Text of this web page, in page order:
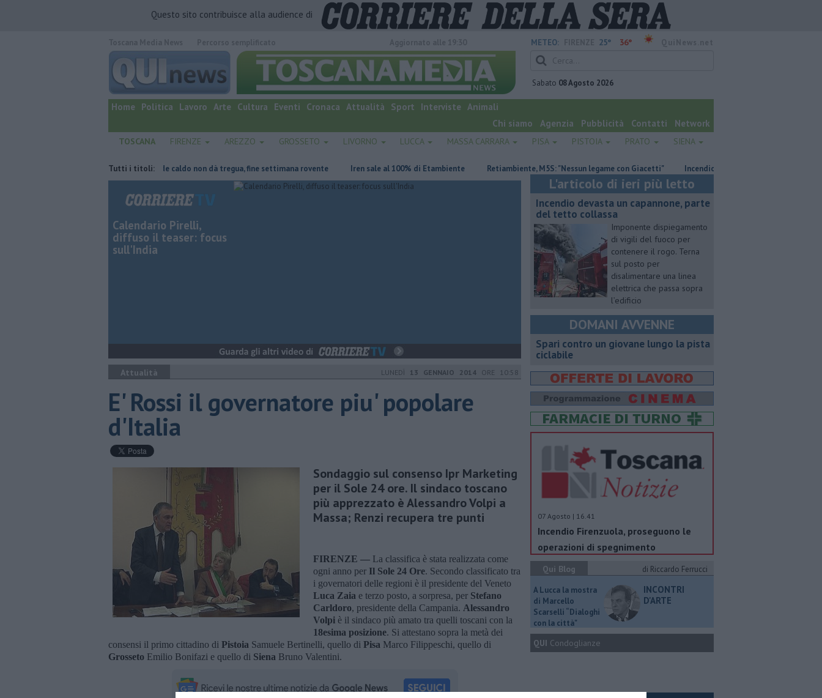
Questo sito contribuisce alla audience di
quotidiano online.
METEO: 25° 36°
Sabato 08 Agosto 2026
Home Politica Lavoro Arte Cultura Eventi Cronaca Attualità Sport Interviste Animali
Chi siamo
Agenzia Pubblicità Contatti Network
TOSCANA FIRENZE AREZZO GROSSETO LIVORNO LUCCA MASSA CARRARA PISA PISTOIA PRATO SIENA
Tutti i titoli:
Il grande caldo non dà tregua, fine settimana rovente Iren sale al 100% di Etambiente Retiambiente, M5S: "Nessun legame con Giacetti" Incendio devasta un capannone, parte del
Calendario Pirelli,
diffuso il teaser: focus
sull'India
Attualità LUNEDÌ 13 GENNAIO 2014 ORE 10:58
E' Rossi il governatore piu' popolare
d'Italia
Sondaggio sul consenso Ipr Marketing
per il Sole 24 ore. Il sindaco toscano
più apprezzato è Alessandro Volpi a
Massa; Renzi recupera tre punti
FIRENZE — La classifica è stata realizzata come
ogni anno per Il Sole 24 Ore. Secondo classificato tra
i governatori delle regioni è il presidente del Veneto
Luca Zaia e terzo posto, a sorpresa, per Stefano
Carldoro, presidente della Campania. Alessandro
Volpi è il sindaco più amato tra quelli toscani con la
18esima posizione. Si attestano sopra la metà dei
consensi il primo cittadino di Pistoia Samuele Bertinelli, quello di Pisa Marco Filippeschi, quello di
Grosseto Emilio Bonifazi e quello di Siena Bruno Valentini.
L'articolo di ieri più letto
Incendio devasta un capannone, parte
del tetto collassa
Imponente dispiegamento
di vigili del fuoco per
contenere il rogo. Terna
sul posto per
disalimentare una linea
elettrica che passa sopra
l’edificio
DOMANI AVVENNE
Spari contro un giovane lungo la pista
ciclabile
07 Agosto | 16.41
Incendio Firenzuola, proseguono le
operazioni di spegnimento
Qui Blog
di Riccardo Ferrucci
A Lucca la mostra
di Marcello
Scarselli “Dialoghi
con la città"
INCONTRI
D'ARTE
QUI Condoglianze